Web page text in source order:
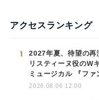
アクセスランキング
1
2027年夏、待望の再
リスティーヌ役のW
ミュージカル 『ファ
2026.08.06 12:00